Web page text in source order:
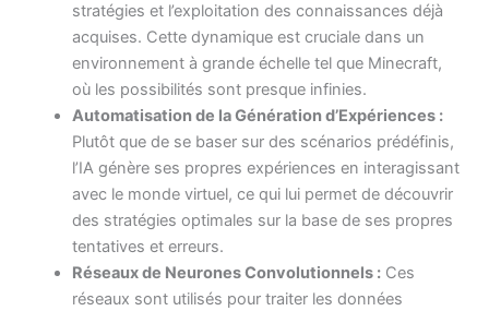
stratégies et l’exploitation des connaissances déjà
acquises. Cette dynamique est cruciale dans un
environnement à grande échelle tel que Minecraft,
où les possibilités sont presque infinies.
Automatisation de la Génération d’Expériences :
Plutôt que de se baser sur des scénarios prédéfinis,
l’IA génère ses propres expériences en interagissant
avec le monde virtuel, ce qui lui permet de découvrir
des stratégies optimales sur la base de ses propres
tentatives et erreurs.
Réseaux de Neurones Convolutionnels : Ces
réseaux sont utilisés pour traiter les données